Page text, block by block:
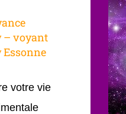
– voyant
Essonne
votre vie